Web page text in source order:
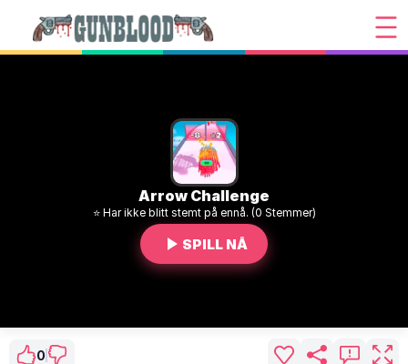
Arrow Challenge
⭐ Har ikke blitt stemt på ennå. (0 Stemmer)
SPILL NÅ
0